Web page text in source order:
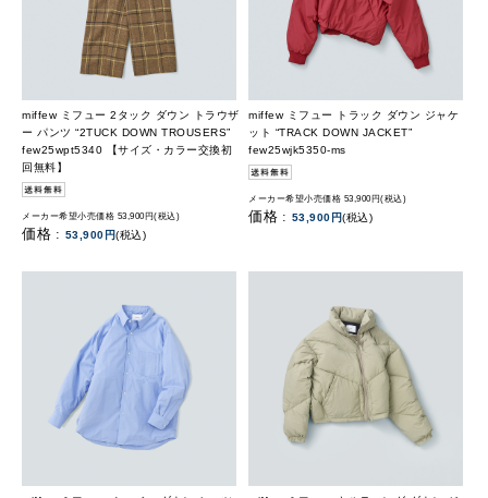
miffew ミフュー 2タック ダウン トラウザ
ー パンツ “2TUCK DOWN TROUSERS”
few25wpt5340 【サイズ・カラー交換初
回無料】
メーカー希望小売価格 53,900円(税込)
価格 : 53,900円(税込)
miffew ミフュー トラック ダウン ジャケ
ット “TRACK DOWN JACKET”
few25wjk5350-ms
メーカー希望小売価格 53,900円(税込)
価格 : 53,900円(税込)